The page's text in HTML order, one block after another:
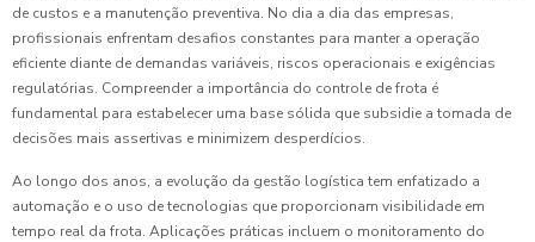
de custos e a manutenção preventiva. No dia a dia das empresas,
profissionais enfrentam desafios constantes para manter a operação
eficiente diante de demandas variáveis, riscos operacionais e exigências
regulatórias. Compreender a importância do controle de frota é
fundamental para estabelecer uma base sólida que subsidie a tomada de
decisões mais assertivas e minimizem desperdícios.
Ao longo dos anos, a evolução da gestão logística tem enfatizado a
automação e o uso de tecnologias que proporcionam visibilidade em
tempo real da frota. Aplicações práticas incluem o monitoramento do